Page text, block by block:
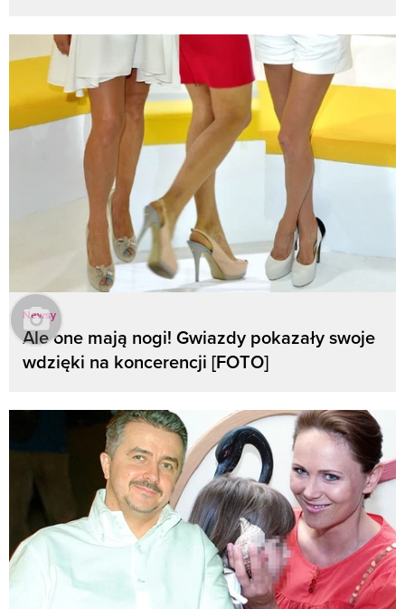
Newsy
Ale one mają nogi! Gwiazdy pokazały swoje
wdzięki na koncerencji [FOTO]